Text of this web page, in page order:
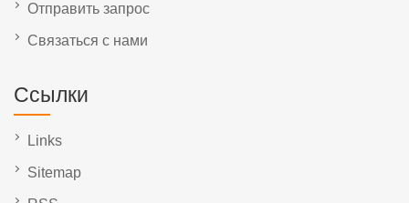
Отправить запрос
Связаться с нами
Ссылки
Links
Sitemap